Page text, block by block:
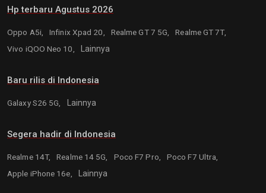
Hp terbaru Agustus 2026
Oppo A5i, Infinix Xpad 20, Realme GT 7 5G,
Realme GT 7T,
Vivo iQOO Neo 10,
Lainnya
Baru rilis di Indonesia
Galaxy S26 5G, Lainnya
Segera hadir di Indonesia
Realme 14T, Realme 14 5G, Poco F7 Pro,
Poco F7 Ultra,
Apple iPhone 16e,
Lainnya